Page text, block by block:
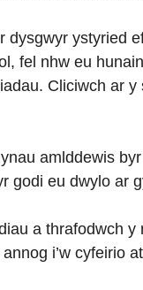
dysgwyr ystyried
fel nhw eu
Cliciwch ar y
amlddewis
godi eu dwylo ar
a thrafodwch y
i’w cyfeirio